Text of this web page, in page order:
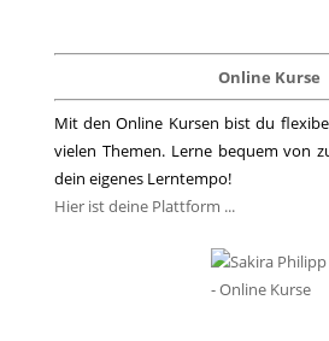
Online Kurse
Mit den Online Kursen bist du
vielen Themen. Lerne bequem von
dein eigenes Lerntempo!
Hier ist deine Plattform ...